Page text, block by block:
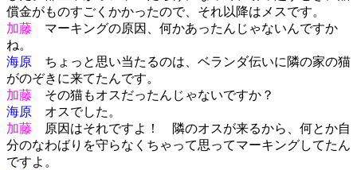
償金がものすごくかかったので、それ以降はメスです。
加藤 マーキングの原因、何かあったんじゃないんですか
ね。
海原 ちょっと思い当たるのは、ベランダ伝いに隣の家の猫
がのぞきに来てたんです。
加藤 その猫もオスだったんじゃないですか？
海原 オスでした。
加藤 原因はそれですよ！ 隣のオスが来るから、何とか自
分のなわばりを守らなくちゃって思ってマーキングしてたん
ですよ。